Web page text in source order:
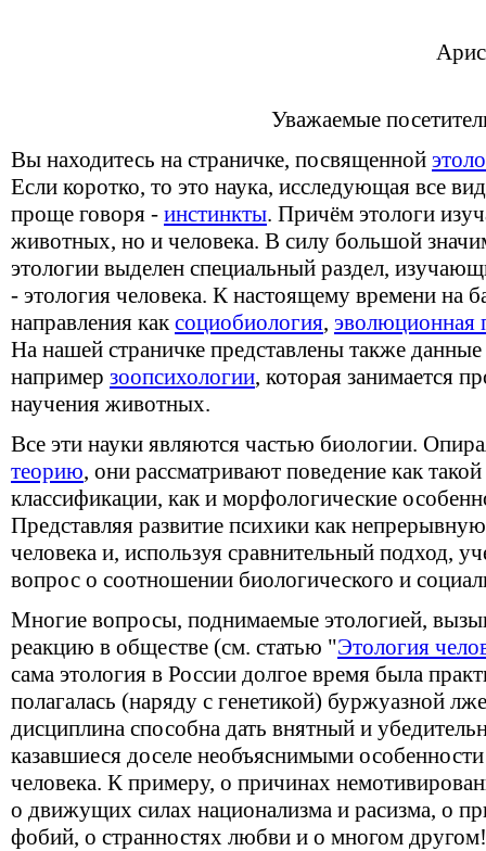
Уважаемые
Вы находитесь на страничке, посвященной
Если коротко, то это наука, исследующая все
проще говоря - инстинкты. Причём этологи
животных, но и человека. В силу большой
этологии выделен специальный раздел,
- этология человека. К настоящему времени на
направления каксоциобиология, эволюционная
На нашей страничке представлены также
например зоопсихологии, которая занимается
научения животных.
Все эти науки являются частью биологии.
теорию, они рассматривают поведение как
классификации, как и морфологические
Представляя развитие психики как
человека и, используя сравнительный подход,
вопрос о соотношении биологического и
Многие вопросы, поднимаемые этологией,
реакцию в обществе (см. статью "Этология
сама этология в России долгое время была
полагалась (наряду с генетикой) буржуазной
дисциплина способна дать внятный и
казавшиеся доселе необъяснимыми
человека. К примеру, о причинах
о движущих силах национализма и расизма, о
фобий, о странностях любви и о многом другом!